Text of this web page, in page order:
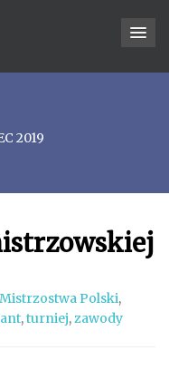
2019
Mistrzostwa Polski,
,turniej,zawody